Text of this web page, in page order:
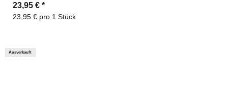
23,95 € *
23,95 € pro 1 Stück
Ausverkauft